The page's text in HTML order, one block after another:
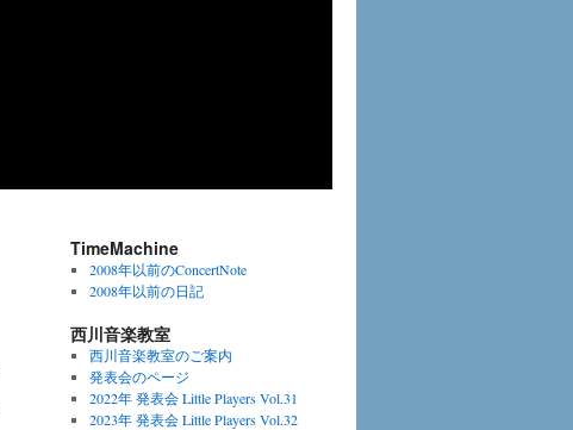
TimeMachine
2008年以前のConcertNote
2008年以前の日記
西川音楽教室
西川音楽教室のご案内
発表会のページ
2022年 発表会 Little Players Vol.31
2023年 発表会 Little Players Vol.32